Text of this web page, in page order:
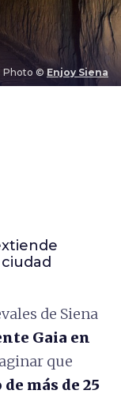
Photo © Enjoy Siena
de Siena
Gaia en
que
más de 25